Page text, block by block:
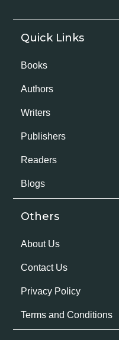
Quick Links
Books
Authors
Writers
Publishers
Readers
Blogs
Others
About Us
Contact Us
Privacy Policy
Terms and Conditions